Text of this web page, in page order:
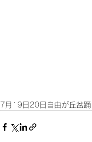
7月19日20日自由が丘盆